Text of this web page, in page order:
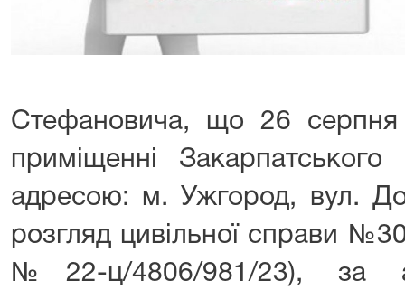
Стефановича, що 26
приміщенні Закарпатського
адресою: м. Ужгород, вул.
розгляд цивільної справи
№22-ц/4806/981/23), за